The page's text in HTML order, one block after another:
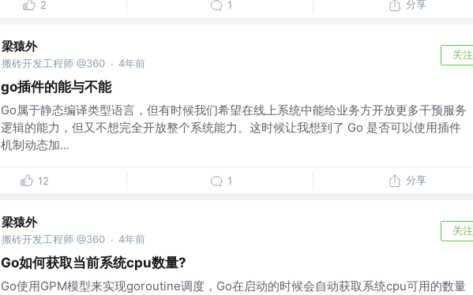
2 1 分享
梁猿外
搬砖开发工程师 @360 · 4年前
关注
go插件的能与不能
Go属于静态编译类型语言，但有时候我们希望在线上系统中能给业务方开放更多干预服务
逻辑的能力，但又不想完全开放整个系统能力。这时候让我想到了 Go 是否可以使用插件
机制动态加...
12 1 分享
梁猿外
搬砖开发工程师 @360 · 4年前
关注
Go如何获取当前系统cpu数量?
Go使用GPM模型来实现goroutine调度，Go在启动的时候会自动获取系统cpu可用的数量